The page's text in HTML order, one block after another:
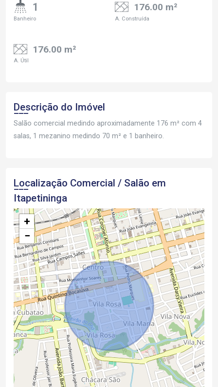
1
Banheiro
176.00 m²
A. Construída
176.00 m²
A. Útil
Descrição do Imóvel
Salão comercial medindo aproximadamente 176 m² com 4
salas, 1 mezanino medindo 70 m² e 1 banheiro.
Localização Comercial / Salão em
Itapetininga
+
−